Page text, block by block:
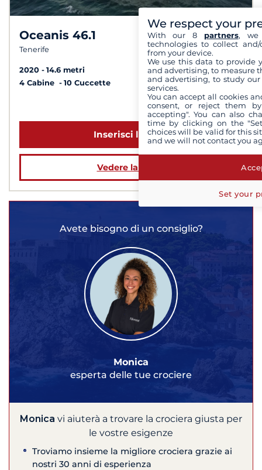
Oceanis 46.1
Tenerife
8,9 /10
2020
14.6 metri
4 Cabine
10 Cuccette
a partire da 3 190 €
Inserisci le date
Vedere la barca
Avete bisogno di un consiglio?
Monica
esperta delle tue crociere
Monica vi aiuterà a trovare la crociera giusta per
le vostre esigenze
Troviamo insieme la migliore crociera grazie ai
nostri 30 anni di esperienza
We respect your
With our 8 partners, we
technologies to collect
from your device.
We use this data to provide
and advertising, to measure
and advertising, to study
services.
You can accept all cookies
consent, or reject them
accepting". You can also
time by clicking on the
choices will be valid for this
and we will not contact you
Set your